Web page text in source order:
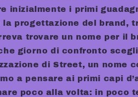
inizialmente i primi
progettazione del brand,
trovare un nome per il
giorno di confronto
di Street, un nome
a pensare ai primi capi
poco alla volta: in poco